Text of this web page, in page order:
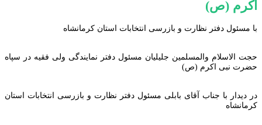
اکرم (ص)
با مسئول دفتر نظارت و بازرسی انتخابات استان کرمانشاه
حجت الاسلام والمسلمین جلیلیان مسئول دفتر نمایندگی ولی فقیه در سپاه
حضرت نبی اکرم (ص)
در دیدار با جناب آقای بابلی مسئول دفتر نظارت و بازرسی انتخابات استان
کرمانشاه